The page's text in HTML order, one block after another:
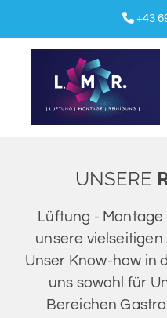
 +43
UNSERE
Lüftung -
unsere
Unser Know-how in
uns sowohl für
Bereichen